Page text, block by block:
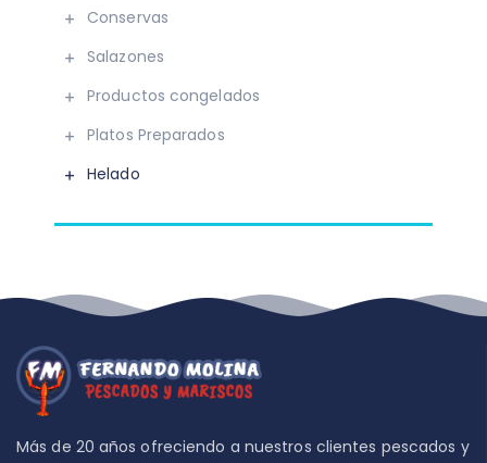
Conservas
Salazones
Productos congelados
Platos Preparados
Helado
Más de 20 años ofreciendo a nuestros clientes pescados y